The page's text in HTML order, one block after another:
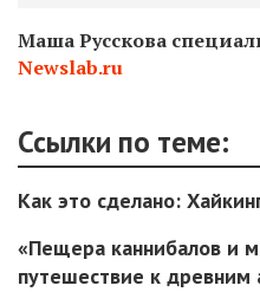
Маша Русскова
Newslab.ru
Ссылки по теме:
Как это сделано:
«Пещера каннибалов и
путешествие к